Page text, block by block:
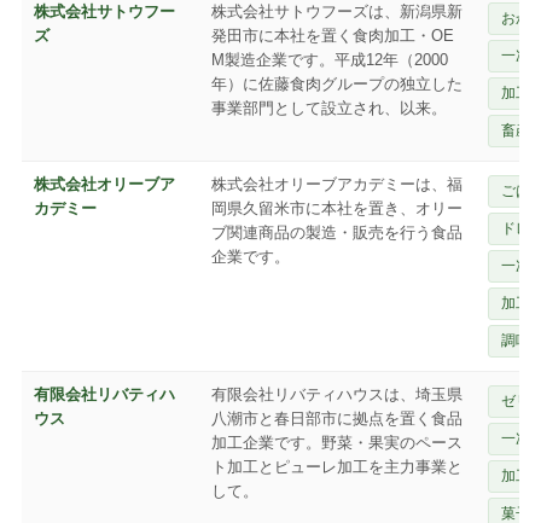
株式会社サトウフー
ズ
株式会社サトウフーズは、新潟県新
発田市に本社を置く食肉加工・OE
M製造企業です。平成12年（2000
年）に佐藤食肉グループの独立した
事業部門として設立され、以来。
おか
一次
加工
畜産
株式会社オリーブア
カデミー
株式会社オリーブアカデミーは、福
岡県久留米市に本社を置き、オリー
ブ関連商品の製造・販売を行う食品
企業です。
ごは
ドレ
一次
加工
調味
有限会社リバティハ
ウス
有限会社リバティハウスは、埼玉県
八潮市と春日部市に拠点を置く食品
加工企業です。野菜・果実のペース
ト加工とピューレ加工を主力事業と
して。
ゼリ
一次
加工
菓子